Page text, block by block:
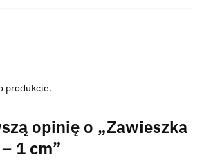
produkcie.
opinię o „Zawieszka
1 cm”